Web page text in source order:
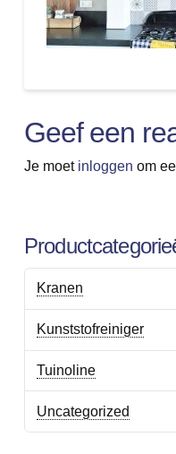
Geef een
Je moet inloggen om
Kranen
Kunststofreiniger
Tuinoline
Uncategorized